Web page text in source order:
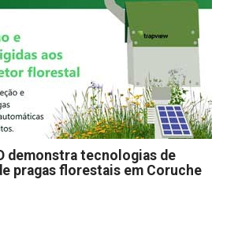
demonstra tecnologias de
pragas florestais em Coruche